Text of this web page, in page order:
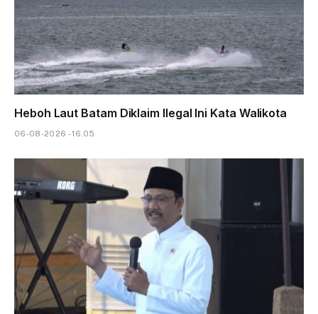
Heboh Laut Batam Diklaim Ilegal Ini Kata Walikota
06-08-2026 - 16.05